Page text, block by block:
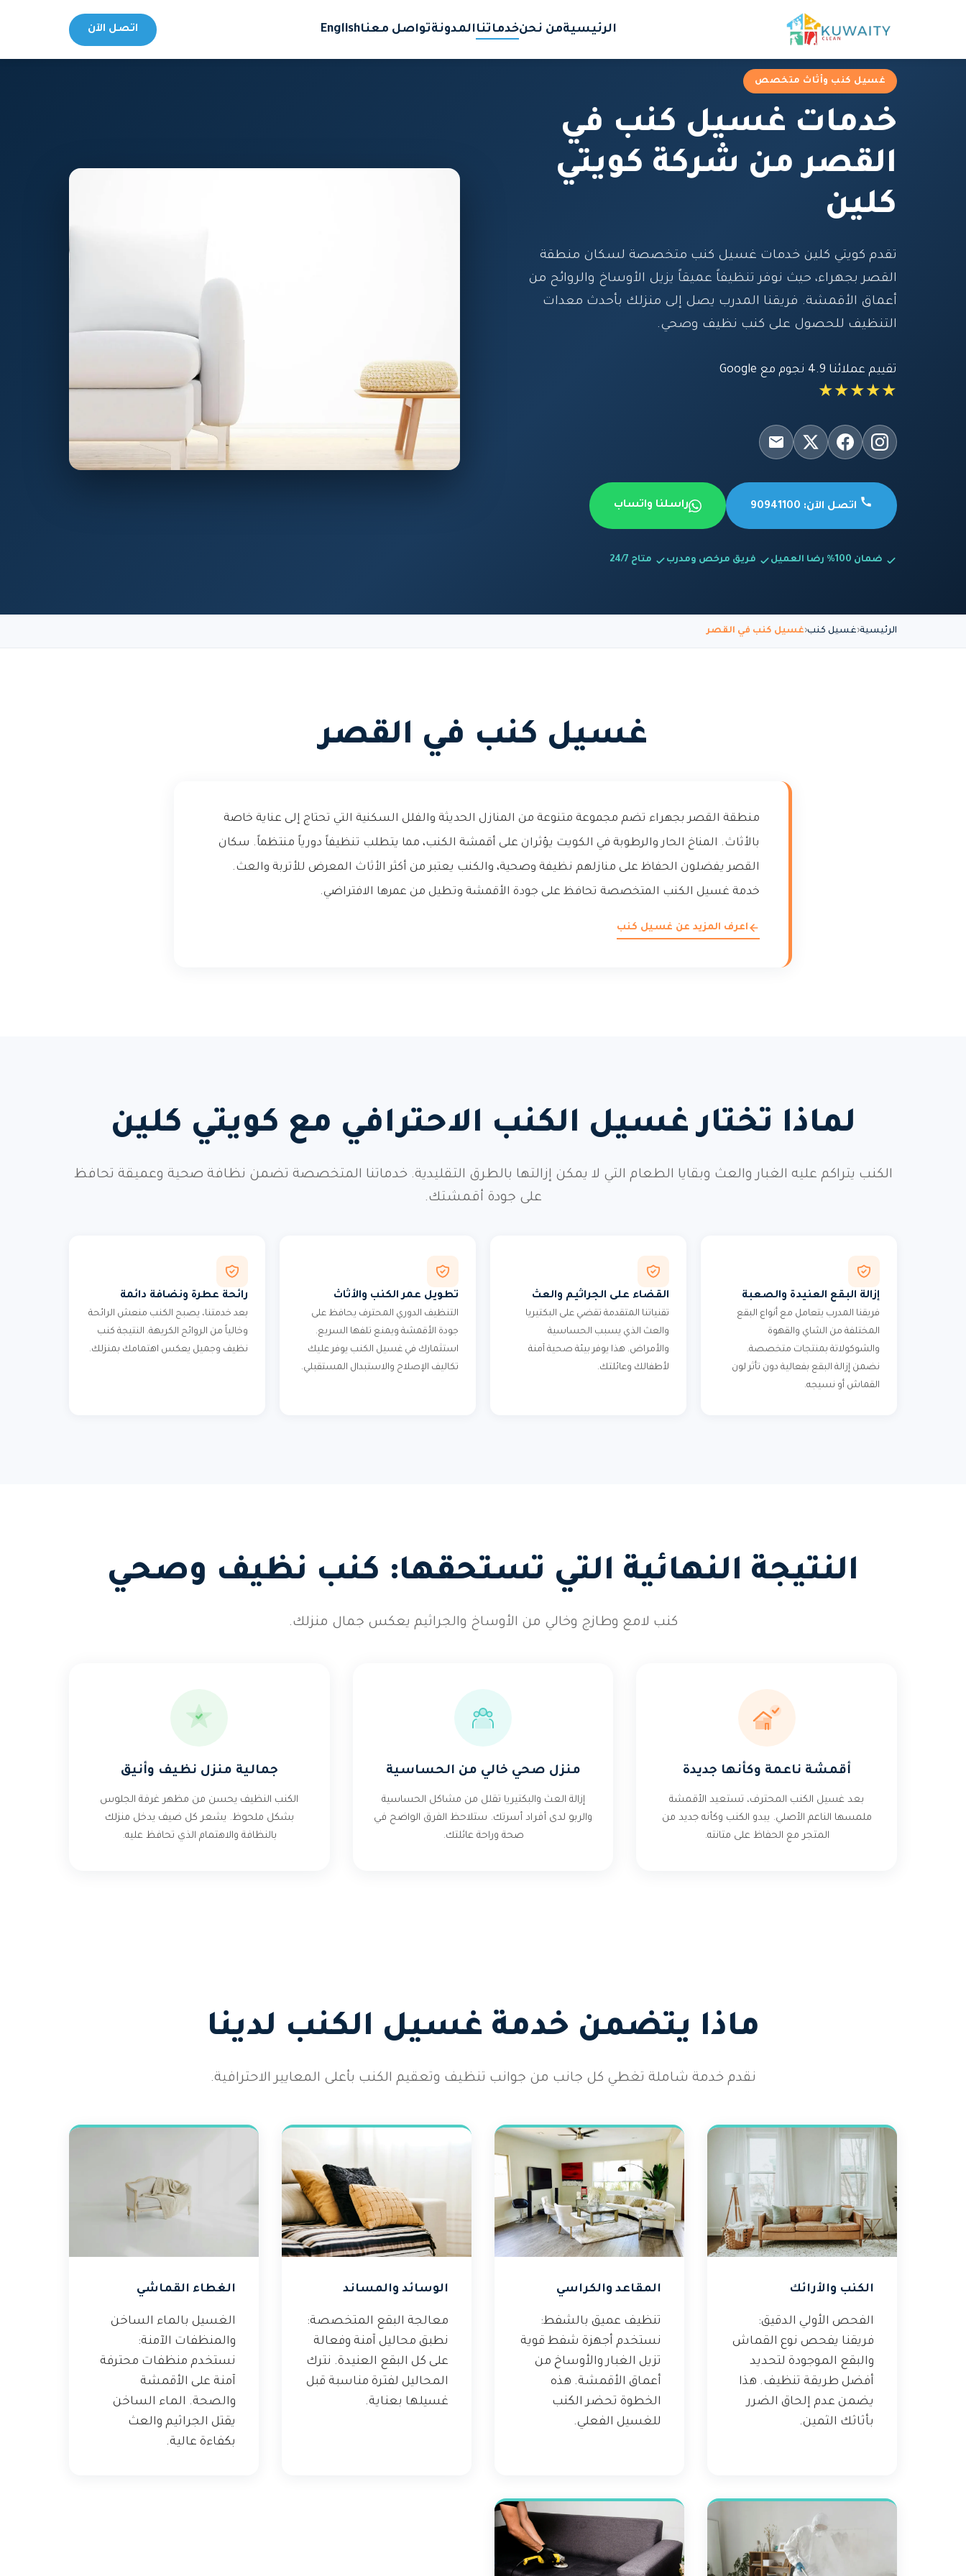
الرئيسيةمن نحنخدماتناالمدونةتواصل معناEnglish اتصل الآن
غسيل كنب وأثاث متخصص
خدمات غسيل كنب في
القصر من شركة كويتي
كلين
تقدم كويتي كلين خدمات غسيل كنب متخصصة لسكان منطقة
القصر بجهراء، حيث نوفر تنظيفاً عميقاً يزيل الأوساخ والروائح من
أعماق الأقمشة. فريقنا المدرب يصل إلى منزلك بأحدث معدات
التنظيف للحصول على كنب نظيف وصحي.
تقييم عملائنا 4.9 نجوم مع Google
★★★★★
اتصل الآن: 90941100 راسلنا واتساب
ضمان 100% رضا العميل فريق مرخص ومدرب متاح 24/7
الرئيسية غسيل كنب غسيل كنب في القصر
غسيل كنب في القصر
منطقة القصر بجهراء تضم مجموعة متنوعة من المنازل الحديثة والفلل السكنية التي تحتاج إلى عناية خاصة
بالأثاث. المناخ الحار والرطوبة في الكويت يؤثران على أقمشة الكنب، مما يتطلب تنظيفاً دورياً منتظماً. سكان
القصر يفضلون الحفاظ على منازلهم نظيفة وصحية، والكنب يعتبر من أكثر الأثاث المعرض للأتربة والعث.
خدمة غسيل الكنب المتخصصة تحافظ على جودة الأقمشة وتطيل من عمرها الافتراضي.
اعرف المزيد عن غسيل كنب
لماذا تختار غسيل الكنب الاحترافي مع كويتي كلين
الكنب يتراكم عليه الغبار والعث وبقايا الطعام التي لا يمكن إزالتها بالطرق التقليدية. خدماتنا المتخصصة تضمن نظافة صحية وعميقة تحافظ
على جودة أقمشتك.
إزالة البقع العنيدة والصعبة
فريقنا المدرب يتعامل مع أنواع البقع
المختلفة من الشاي والقهوة
والشوكولاتة بمنتجات متخصصة.
نضمن إزالة البقع بفعالية دون تأثر لون
القماش أو نسيجه.
القضاء على الجراثيم والعث
تقنياتنا المتقدمة تقضي على البكتيريا
والعث الذي يسبب الحساسية
والأمراض. هذا يوفر بيئة صحية آمنة
لأطفالك وعائلتك.
تطويل عمر الكنب والأثاث
التنظيف الدوري المحترف يحافظ على
جودة الأقمشة ويمنع تلفها السريع.
استثمارك في غسيل الكنب يوفر عليك
تكاليف الإصلاح والاستبدال المستقبلي.
رائحة عطرة ونضافة دائمة
بعد خدمتنا، يصبح الكنب منعش الرائحة
وخالياً من الروائح الكريهة. النتيجة كنب
نظيف وجميل يعكس اهتمامك بمنزلك.
النتيجة النهائية التي تستحقها: كنب نظيف وصحي
كنب لامع وطازج وخالي من الأوساخ والجراثيم يعكس جمال منزلك.
أقمشة ناعمة وكأنها جديدة
بعد غسيل الكنب المحترف، تستعيد الأقمشة
ملمسها الناعم الأصلي. يبدو الكنب وكأنه جديد من
المتجر مع الحفاظ على متانته.
منزل صحي خالي من الحساسية
إزالة العث والبكتيريا تقلل من مشاكل الحساسية
والربو لدى أفراد أسرتك. ستلاحظ الفرق الواضح في
صحة وراحة عائلتك.
جمالية منزل نظيف وأنيق
الكنب النظيف يحسن من مظهر غرفة الجلوس
بشكل ملحوظ. يشعر كل ضيف يدخل منزلك
بالنظافة والاهتمام الذي تحافظ عليه.
ماذا يتضمن خدمة غسيل الكنب لدينا
نقدم خدمة شاملة تغطي كل جانب من جوانب تنظيف وتعقيم الكنب بأعلى المعايير الاحترافية.
الكنب والأرائك
الفحص الأولي الدقيق:
فريقنا يفحص نوع القماش
والبقع الموجودة لتحديد
أفضل طريقة تنظيف. هذا
يضمن عدم إلحاق الضرر
بأثاثك الثمين.
المقاعد والكراسي
تنظيف عميق بالشفط:
نستخدم أجهزة شفط قوية
تزيل الغبار والأوساخ من
أعماق الأقمشة. هذه
الخطوة تحضر الكنب
للغسيل الفعلي.
الوسائد والمساند
معالجة البقع المتخصصة:
نطبق محاليل آمنة وفعالة
على كل البقع العنيدة. نترك
المحاليل لفترة مناسبة قبل
غسيلها بعناية.
الغطاء القماشي
الغسيل بالماء الساخن
والمنظفات الآمنة:
نستخدم منظفات محترفة
آمنة على الأقمشة
والصحة. الماء الساخن
يقتل الجراثيم والعث
بكفاءة عالية.